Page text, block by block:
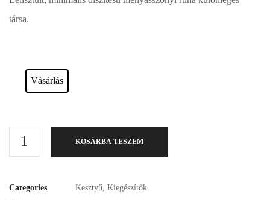
társa.
Vásárlás
KOSÁRBA TESZEM
Categories Kesztyű Kiegészítők